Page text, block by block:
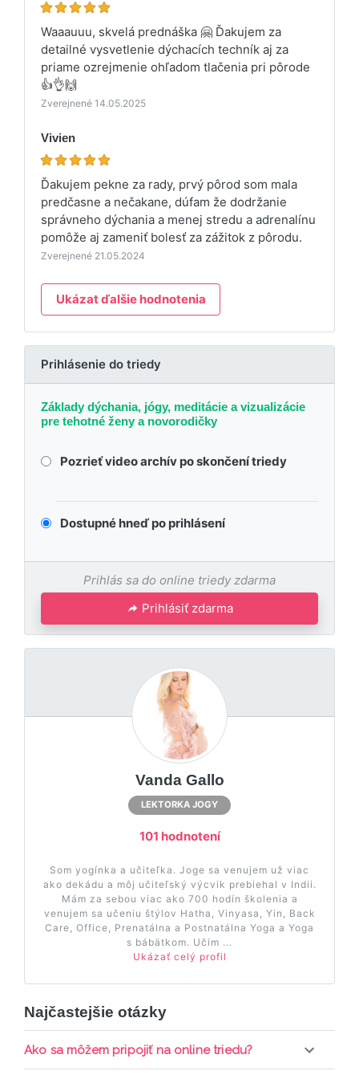
Waaauuu, skvelá prednáška 🤗 Ďakujem za
detailné vysvetlenie dýchacích techník aj za
priame ozrejmenie ohľadom tlačenia pri pôrode
👍👌🙌
Zverejnené 14.05.2025
Vivien
Ďakujem pekne za rady, prvý pôrod som mala
predčasne a nečakane, dúfam že dodržanie
správneho dýchania a menej stredu a adrenalínu
pomôže aj zameniť bolesť za zážitok z pôrodu.
Zverejnené 21.05.2024
Ukázat ďalšie hodnotenia
Prihlásenie do triedy
Základy dýchania, jógy, meditácie a vizualizácie
pre tehotné ženy a novorodičky
Pozrieť video archív po skončení triedy
Dostupné hneď po prihlásení
Prihlás sa do online triedy zdarma
Prihlásiť zdarma
Vanda Gallo
LEKTORKA JOGY
101 hodnotení
Som yogínka a učiteľka. Joge sa venujem už viac
ako dekádu a môj učiteľský výcvik prebiehal v Indii.
Mám za sebou viac ako 700 hodín školenia a
venujem sa učeniu štýlov Hatha, Vinyasa, Yin, Back
Care, Office, Prenatálna a Postnatálna Yoga a Yoga
s bábätkom. Učím ...
Ukázať celý profil
Najčastejšie otázky
Ako sa môžem pripojiť na online triedu?